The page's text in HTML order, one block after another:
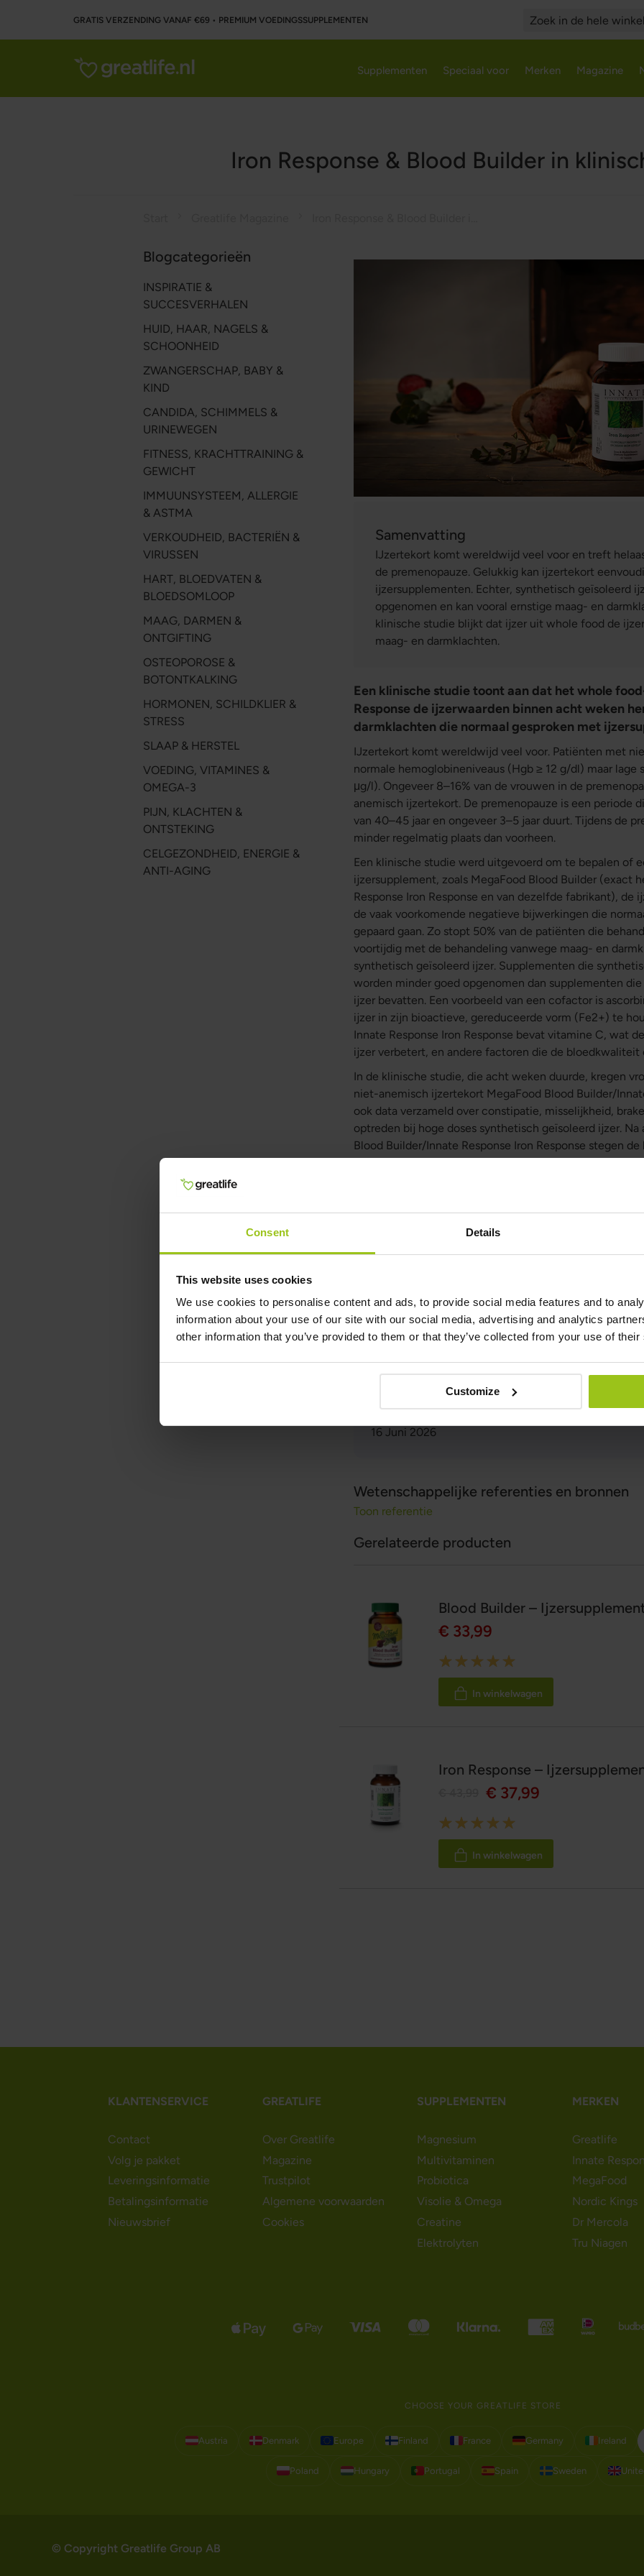
Consent Details
This website uses cookies
We use cookies to personalise content and ads, to provide social media features and to
information about your use of our site with our social media, advertising and analytics
other information that you’ve provided to them or that they’ve collected from your use of
Customize
GRATIS VERZENDING VANAF €69 • PREMIUM VOEDINGSSUPPLEMENTEN
Supplementen Speciaal voor Merken Magazine
Iron Response & Blood Builder in
Samenvatting
IJzertekort komt wereldwijd veel voor en treft
de premenopauze. Gelukkig kan ijzertekort
ijzersupplementen. Echter, synthetisch geïsoleerd
opgenomen en kan vooral ernstige maag- en
klinische studie blijkt dat ijzer uit whole food de
maag- en darmklachten.
Een klinische studie toont aan dat het whole
Response de ijzerwaarden binnen acht weken
darmklachten die normaal gesproken met
IJzertekort komt wereldwijd veel voor. Patiënten met
normale hemoglobineniveaus (Hgb ≥ 12 g/dl) maar
μg/l). Ongeveer 8–16% van de vrouwen in de
anemisch ijzertekort. De premenopauze is een periode
van 40–45 jaar en ongeveer 3–5 jaar duurt. Tijdens de
minder regelmatig plaats dan voorheen.
Een klinische studie werd uitgevoerd om te bepalen of
ijzersupplement, zoals MegaFood Blood Builder (exact
Response Iron Response en van dezelfde fabrikant), de
de vaak voorkomende negatieve bijwerkingen die
gepaard gaan. Zo stopt 50% van de patiënten die
voortijdig met de behandeling vanwege maag- en
synthetisch geïsoleerd ijzer. Supplementen die
worden minder goed opgenomen dan supplementen
ijzer bevatten. Een voorbeeld van een cofactor is
ijzer in zijn bioactieve, gereduceerde vorm (Fe2+) te
Innate Response Iron Response bevat vitamine C, wat
ijzer verbetert, en andere factoren die de bloedkwaliteit
In de klinische studie, die acht weken duurde, kregen
niet-anemisch ijzertekort MegaFood Blood Builder/
ook data verzameld over constipatie, misselijkheid,
optreden bij hoge doses synthetisch geïsoleerd ijzer.
Blood Builder/Innate Response Iron Response stegen
naar 13,2 g/dl, de serumferritinewaarden van 13,9 μg/l
dat Iron Response de hemoglobine- en ijzerwaarden
dan veel synthetisch geïsoleerde ijzersupplementen,
bijwerkingen van ijzersupplementen vermijdt.
Auteur:
Beoordelaar:
Teresa Husén, Voedingsdeskundige in functionele
16 Juni 2026
Wetenschappelijke referenties en bronnen
Toon referentie
Gerelateerde producten
Blood Builder –
€ 33,99
Rating:
100%
In winkelwagen
Iron Response –
€ 37,99
Rating:
100%
In winkelwagen
Blogcategorieën
INSPIRATIE &
SUCCESVERHALEN
HUID, HAAR, NAGELS &
SCHOONHEID
ZWANGERSCHAP, BABY &
KIND
CANDIDA, SCHIMMELS &
URINEWEGEN
FITNESS, KRACHTTRAINING &
GEWICHT
IMMUUNSYSTEEM, ALLERGIE
& ASTMA
VERKOUDHEID, BACTERIËN &
VIRUSSEN
HART, BLOEDVATEN &
BLOEDSOMLOOP
MAAG, DARMEN &
ONTGIFTING
OSTEOPOROSE &
BOTONTKALKING
HORMONEN, SCHILDKLIER &
STRESS
SLAAP & HERSTEL
VOEDING, VITAMINES &
OMEGA-3
PIJN, KLACHTEN &
ONTSTEKING
CELGEZONDHEID, ENERGIE &
ANTI-AGING
KLANTENSERVICE
Contact
Volg je pakket
Leveringsinformatie
Betalingsinformatie
Nieuwsbrief
GREATLIFE
Over Greatlife
Magazine
Trustpilot
Algemene voorwaarden
Cookies
SUPPLEMENTEN
Magnesium
Multivitaminen
Probiotica
Visolie & Omega
Creatine
Elektrolyten
MERKEN
Greatlife
Innate
MegaFood
Nordic Kings
Dr Mercola
Tru Niagen
CHOOSE YOUR GREATLIFE STORE
Austria Denmark Europe Finland France Germany Ireland
Poland Hungary Portugal Spain Sweden
© Copyright Greatlife Group AB